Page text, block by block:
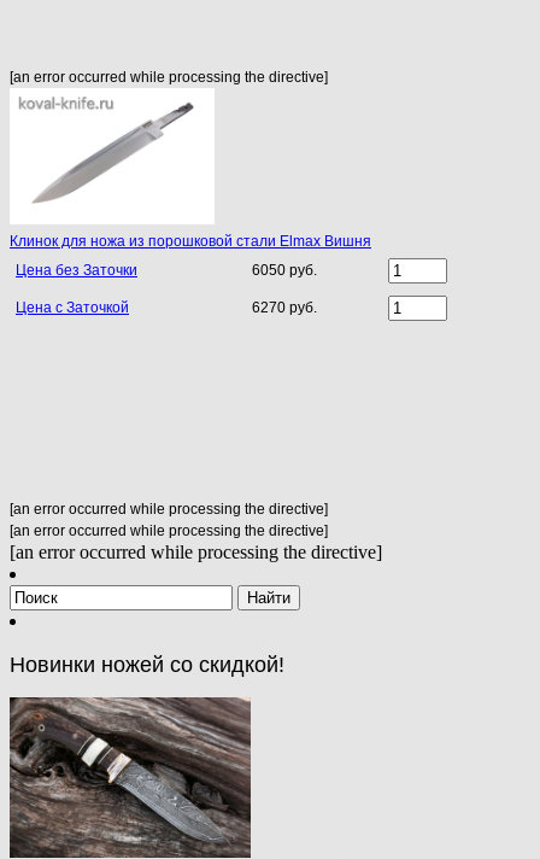
[an error occurred while processing the directive]
Клинок для ножа из порошковой стали Elmax Вишня
Цена без Заточки
6050 руб.
Цена с Заточкой 6270 руб.
[an error occurred while processing the directive]
[an error occurred while processing the directive]
[an error occurred while processing the directive]
Новинки ножей со скидкой!